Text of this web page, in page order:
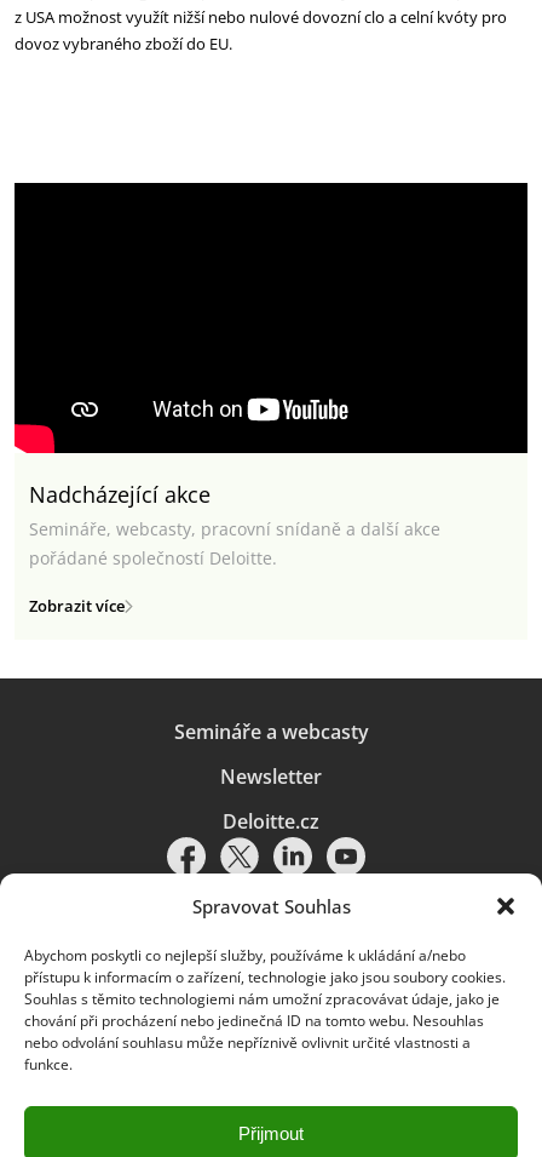
Spravovat Souhlas
Abychom poskytli co nejlepší služby, používáme k ukládání a/nebo
přístupu k informacím o zařízení, technologie jako jsou soubory cookies.
Souhlas s těmito technologiemi nám umožní zpracovávat údaje, jako je
chování při procházení nebo jedinečná ID na tomto webu. Nesouhlas
nebo odvolání souhlasu může nepříznivě ovlivnit určité vlastnosti a
funkce.
Přijmout
z USA možnost využít nižší nebo nulové dovozní clo a celní kvóty pro
dovoz vybraného zboží do EU.
Nadcházející akce
Semináře, webcasty, pracovní snídaně a další akce
pořádané společností Deloitte.
Zobrazit více
Semináře a webcasty
Newsletter
Deloitte.cz
Pravidla používání|Ochrana osobních údajů|Soubory cookies |
Deloitte.cz
© 2026. Více informací najdete vPravidlech používání.
Deloitte označuje jednu či více společností globální sítě členských
a přidružené subjekty (souhrnně „organizace Deloitte“). Společnost DTTL
(rovněž označovaná jako „Deloitte Global“) a každá z jejích členských
společností a jejich přidružených subjektů je samostatným a nezávislým